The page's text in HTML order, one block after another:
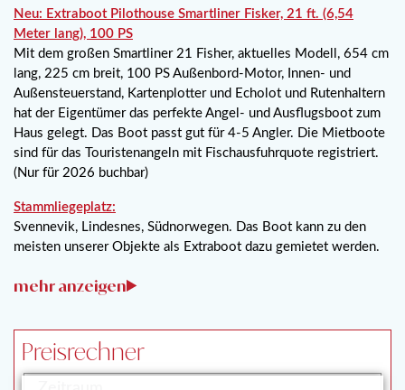
Neu: Extraboot Pilothouse Smartliner Fisker, 21 ft. (6,54
Meter lang), 100 PS
Mit dem großen Smartliner 21 Fisher, aktuelles Modell, 654 cm
lang, 225 cm breit, 100 PS Außenbord-Motor, Innen- und
Außensteuerstand, Kartenplotter und Echolot und Rutenhaltern
hat der Eigentümer das perfekte Angel- und Ausflugsboot zum
Haus gelegt. Das Boot passt gut für 4-5 Angler. Die Mietboote
sind für das Touristenangeln mit Fischausfuhrquote registriert.
(Nur für 2026 buchbar)
Stammliegeplatz:
Svennevik, Lindesnes, Südnorwegen. Das Boot kann zu den
meisten unserer Objekte als Extraboot dazu gemietet werden.
Preisrechner